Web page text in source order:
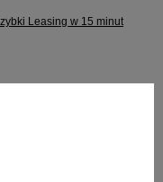
Leasing w 15 minut